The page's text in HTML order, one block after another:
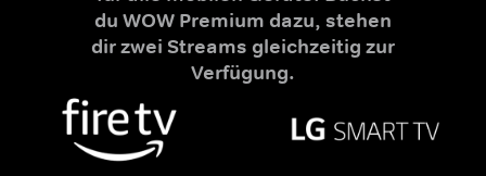
du WOW Premium dazu, stehen
dir zwei Streams gleichzeitig zur
Verfügung.